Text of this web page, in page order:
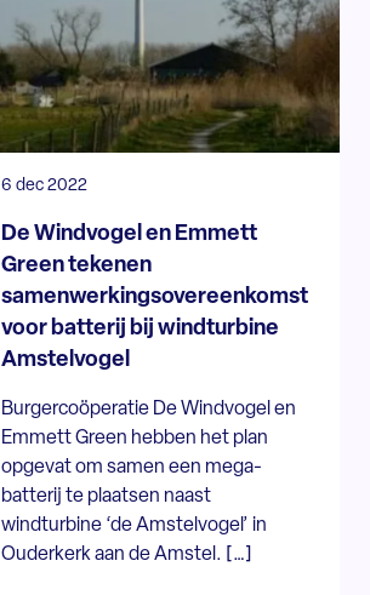
6 dec 2022
De Windvogel en Emmett
Green tekenen
samenwerkingsovereenkomst
voor batterij bij windturbine
Amstelvogel
Burgercoöperatie De Windvogel en
Emmett Green hebben het plan
opgevat om samen een mega-
batterij te plaatsen naast
windturbine ‘de Amstelvogel’ in
Ouderkerk aan de Amstel. […]